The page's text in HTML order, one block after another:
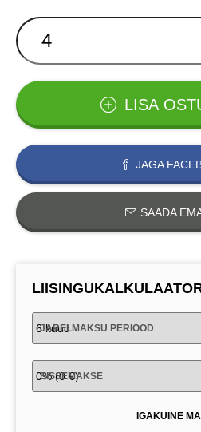
LISA
JAGA
SAADA
JÄRELMAKSU PERIOOD
SISSEMAKSE
IGAKUINE